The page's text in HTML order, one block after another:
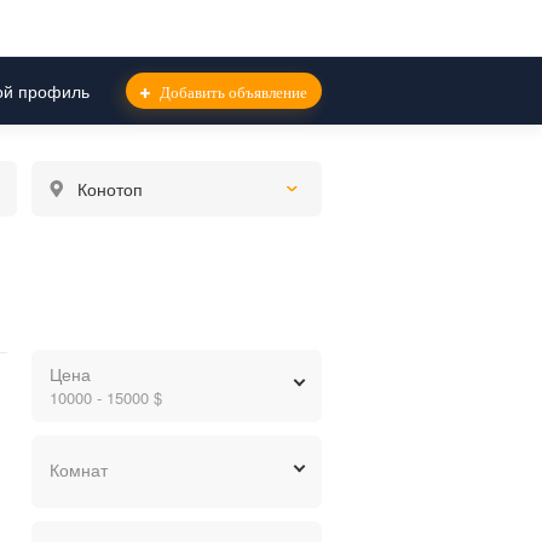
профиль Добавить объявление
Конотоп
Цена
10000 - 15000 $
Комнат